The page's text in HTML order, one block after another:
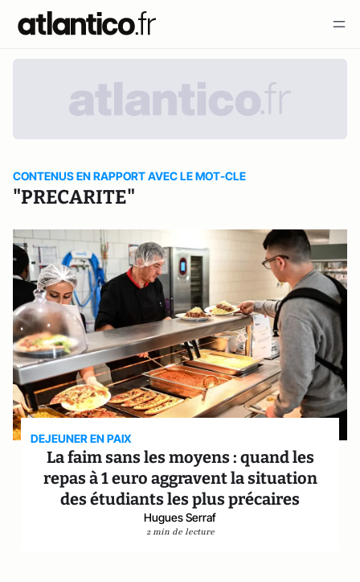
CONTENUS EN RAPPORT AVEC LE MOT-CLE
"PRECARITE"
DEJEUNER EN PAIX
La faim sans les moyens : quand les
repas à 1 euro aggravent la situation
des étudiants les plus précaires
Hugues Serraf
2 min de lecture